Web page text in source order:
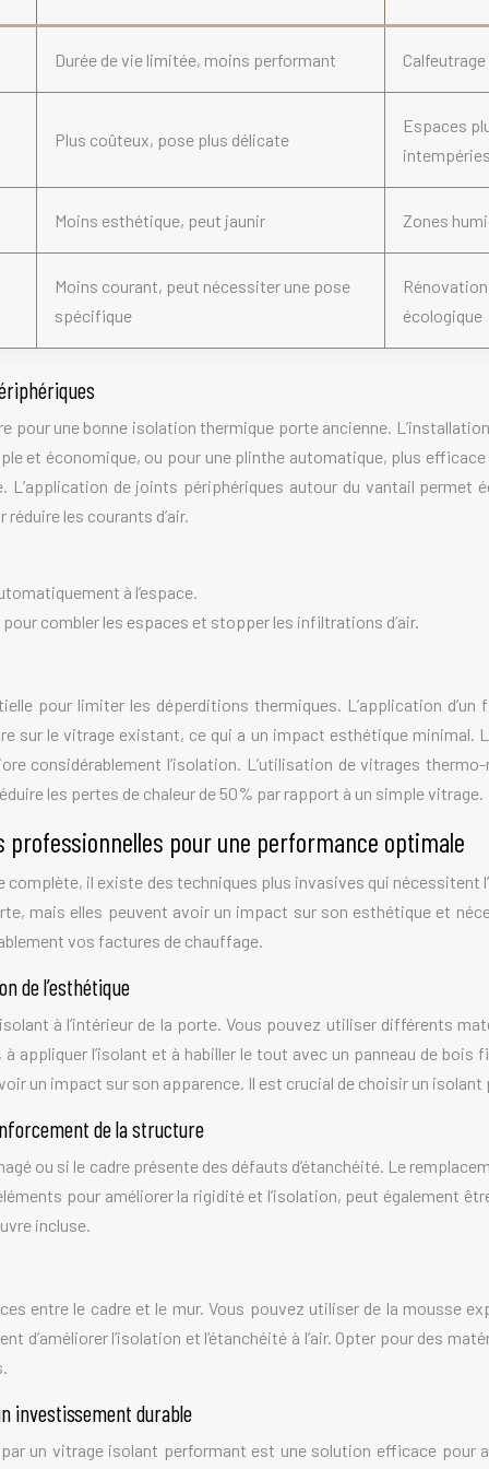
Durée de vie limitée, moins performant
Plus coûteux, pose plus délicate
Espaces
Moins esthétique, peut jaunir Zones
Moins courant, peut nécessiter une pose
spécifique
écologique
une bonne isolation thermique porte ancienne.
et économique, ou pour une plinthe automatique, plus
de joints périphériques autour du vantail permet
les courants d’air.
à l’espace.
combler les espaces et stopper les infiltrations d’air.
pour limiter les déperditions thermiques. L’application
sur le vitrage existant, ce qui a un impact esthétique minimal.
considérablement l’isolation. L’utilisation de vitrages
les pertes de chaleur de 50% par rapport à un simple vitrage.
professionnelles pour une performance optimale
il existe des techniques plus invasives qui
mais elles peuvent avoir un impact sur son esthétique et
vos factures de chauffage.
de l’esthétique
à l’intérieur de la porte. Vous pouvez utiliser différents
l’isolant et à habiller le tout avec un panneau de
un impact sur son apparence. Il est crucial de choisir un
de la structure
ou si le cadre présente des défauts d’étanchéité. Le
pour améliorer la rigidité et l’isolation, peut également
incluse.
entre le cadre et le mur. Vous pouvez utiliser de la mousse
d’améliorer l’isolation et l’étanchéité à l’air. Opter pour des
investissement durable
un vitrage isolant performant est une solution efficace